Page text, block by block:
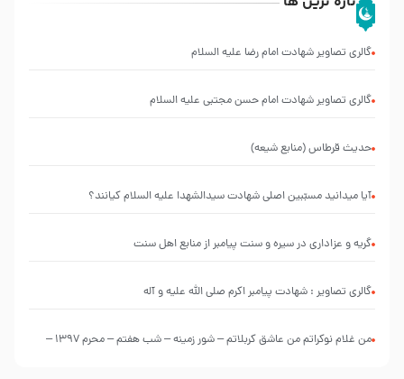
گالری تصاویر شهادت امام رضا علیه السلام
گالری تصاویر شهادت امام حسن مجتبی علیه السلام
حدیث قرطاس (منابع شیعه)
آیا میدانید مسبّبین اصلی شهادت سیدالشهدا علیه ‌السلام کیانند؟
گریه و عزاداری در سیره و سنت پیامبر از منابع اهل سنت
گالری تصاویر : شهادت پیامبر اکرم صلی الله علیه و آله
من غلام نوکراتم من عاشق کربلاتم – شور زمینه – شب هفتم – محرم 1397 –